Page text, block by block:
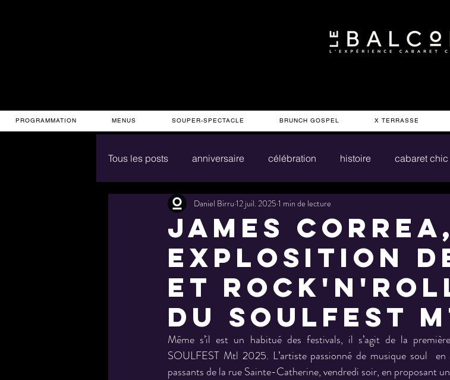
PROGRAMMATION MENUS SOUPER-SPECTACLE BRUNCH GOSPEL X TERRASSE
Tous les posts anniversaire célébration histoire cabaret chic
James
explosition
et
du Soulfest
Daniel Birru 12 juil. 2025 1 min de lecture
Même s’il est un habitué des festivals, il s’agit de la
SOULFEST Mtl 2025. L’artiste passionné de musique soul
passants de la rue Sainte-Catherine, vendredi soir, en proposant